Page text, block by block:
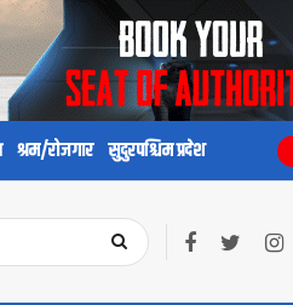
श्रम/रोजगार सुदुरपश्चिम प्रदेश